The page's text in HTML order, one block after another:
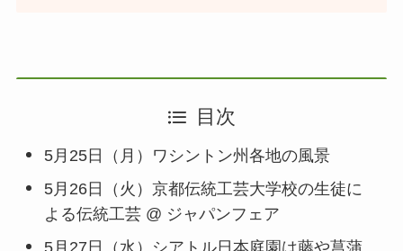
目次
5月25日（月）ワシントン州各地の風景
5月26日（火）京都伝統工芸大学校の生徒に
よる伝統工芸 @ ジャパンフェア
5月27日（水）シアトル日本庭園は藤や菖蒲